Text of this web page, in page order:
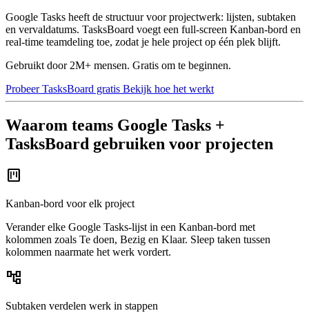
Google Tasks heeft de structuur voor projectwerk: lijsten, subtaken
en vervaldatums. TasksBoard voegt een full-screen Kanban-bord en
real-time teamdeling toe, zodat je hele project op één plek blijft.
Gebruikt door 2M+ mensen. Gratis om te beginnen.
Probeer TasksBoard gratis Bekijk hoe het werkt
Waarom teams Google Tasks +
TasksBoard gebruiken voor projecten
view_kanban
Kanban-bord voor elk project
Verander elke Google Tasks-lijst in een Kanban-bord met
kolommen zoals Te doen, Bezig en Klaar. Sleep taken tussen
kolommen naarmate het werk vordert.
account_tree
Subtaken verdelen werk in stappen